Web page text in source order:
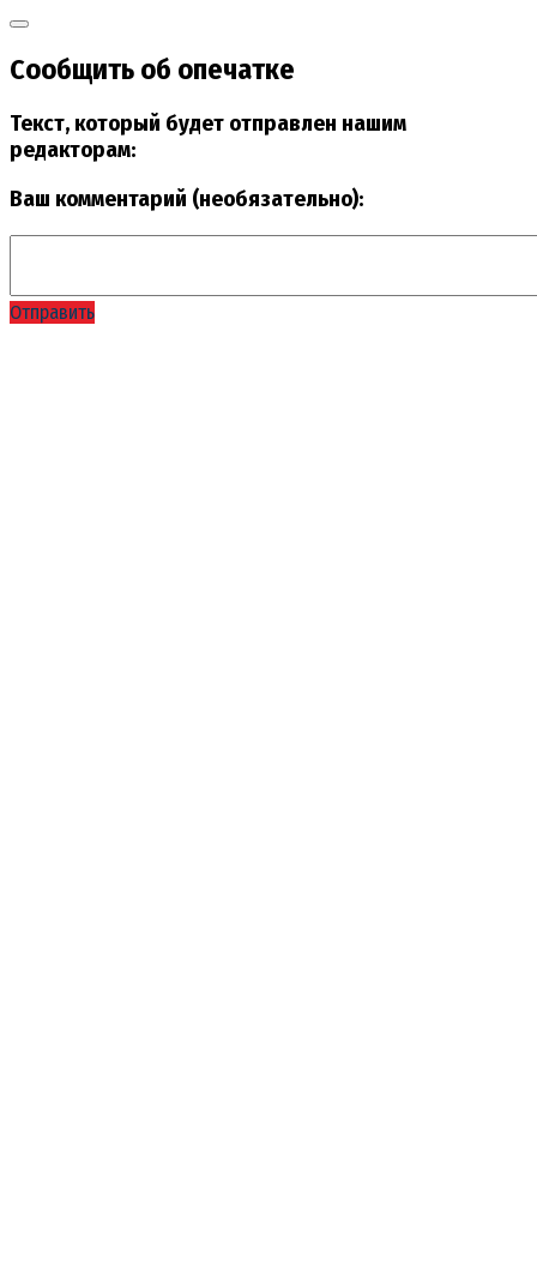
Сообщить об опечатке
Текст, который будет отправлен нашим
редакторам:
Ваш комментарий (необязательно):
Отправить